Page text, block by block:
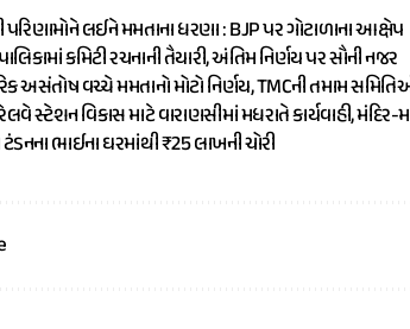
લઈને મમતાના ધરણા : BJP પર ગોટાળાના આક્ષેપ
કમિટી રચનાની તૈયારી, અંતિમ નિર્ણય પર સૌની નજર
અસંતોષ વચ્ચે મમતાનો મોટો નિર્ણય, TMCની તમામ
સ્ટેશન વિકાસ માટે વારાણસીમાં મધરાતે કાર્યવાહી,
ટંડનના ભાઈના ઘરમાંથી ₹25 લાખની ચોરી